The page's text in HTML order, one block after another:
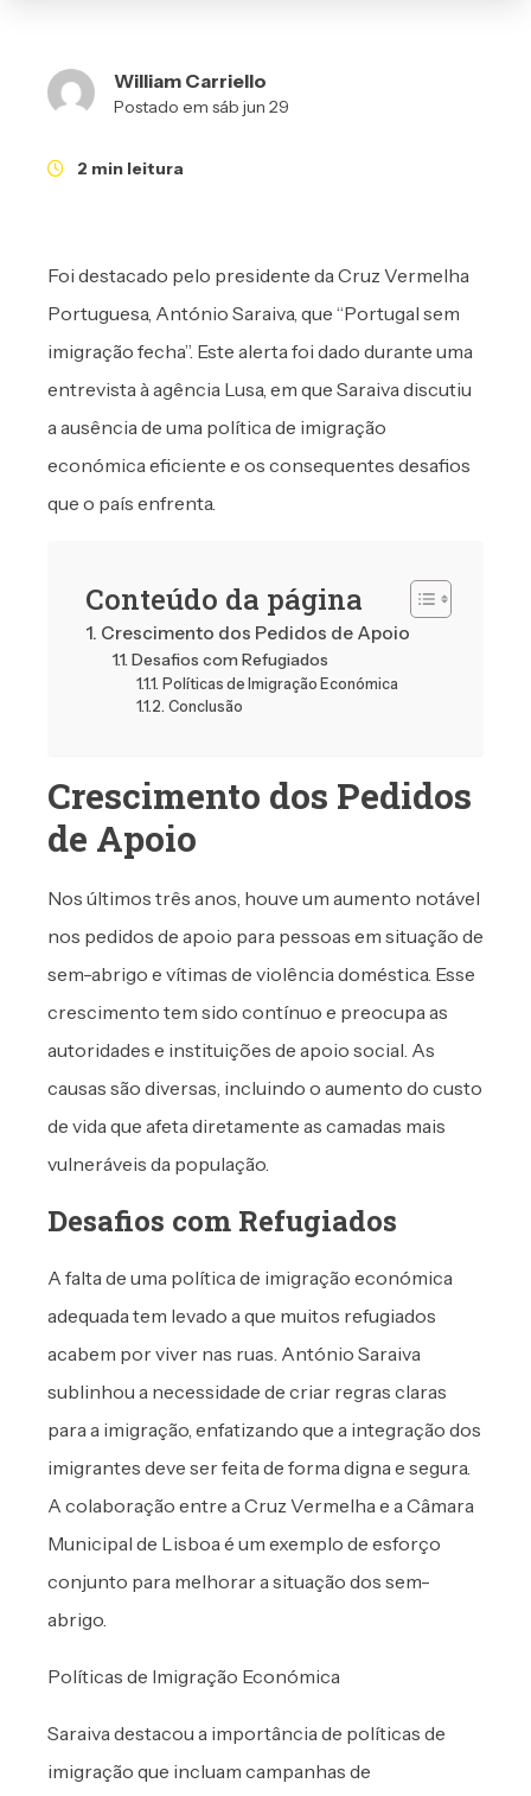
William Carriello
Postado em sáb jun 29
2 min leitura
Foi destacado pelo presidente da Cruz Vermelha
Portuguesa, António Saraiva, que “Portugal sem
imigração fecha”. Este alerta foi dado durante uma
entrevista à agência Lusa, em que Saraiva discutiu
a ausência de uma política de imigração
económica eficiente e os consequentes desafios
que o país enfrenta.
Conteúdo da página
Crescimento dos Pedidos de Apoio
Desafios com Refugiados
Políticas de Imigração Económica
Conclusão
Crescimento dos Pedidos
de Apoio
Nos últimos três anos, houve um aumento notável
nos pedidos de apoio para pessoas em situação de
sem-abrigo e vítimas de violência doméstica. Esse
crescimento tem sido contínuo e preocupa as
autoridades e instituições de apoio social. As
causas são diversas, incluindo o aumento do custo
de vida que afeta diretamente as camadas mais
vulneráveis da população.
Desafios com Refugiados
A falta de uma política de imigração económica
adequada tem levado a que muitos refugiados
acabem por viver nas ruas. António Saraiva
sublinhou a necessidade de criar regras claras
para a imigração, enfatizando que a integração dos
imigrantes deve ser feita de forma digna e segura.
A colaboração entre a Cruz Vermelha e a Câmara
Municipal de Lisboa é um exemplo de esforço
conjunto para melhorar a situação dos sem-
abrigo.
Políticas de Imigração Económica
Saraiva destacou a importância de políticas de
imigração que incluam campanhas de